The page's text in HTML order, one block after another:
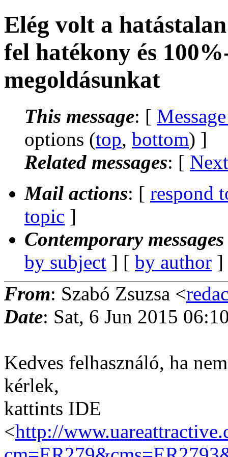
Elég volt a
fel hatékony és
megoldásunkat
This message: [
options (top, bottom) ]
Related messages: [
Mail actions: [ respond
topic ]
Contemporary
by subject ] [ by author
From: Szabó Zsuzsa <
Date: Sat, 6 Jun 2015
Kedves felhasználó, ha
kérlek,
kattints IDE
<http://